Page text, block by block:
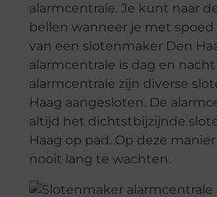
alarmcentrale. Je kunt naar
bellen wanneer je met
van een slotenmaker Den
alarmcentrale is dag en
alarmcentrale zijn diverse
Haag aangesloten. De
altijd het dichtstbijzijnde
Haag op pad. Op deze
nooit lang te wachten.